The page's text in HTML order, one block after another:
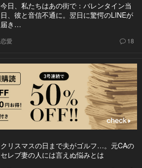
今日、私たちはあの街で：バレンタイン当
日、彼と音信不通に。翌日に驚愕のLINEが
届き…
恋愛 18
クリスマスの日まで夫がゴルフ…。元CAの
セレブ妻の人には言えぬ悩みとは